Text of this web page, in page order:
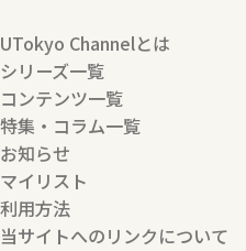
UTokyo Channelとは
シリーズ一覧
コンテンツ一覧
特集・コラム一覧
お知らせ
マイリスト
利用方法
当サイトへのリンクについて